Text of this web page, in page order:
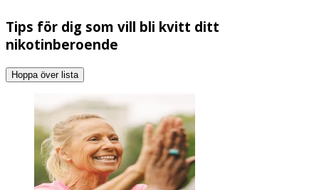
Tips för dig som vill bli kvitt ditt
nikotinberoende
Hoppa över lista